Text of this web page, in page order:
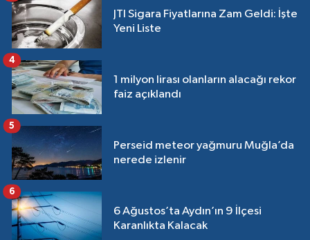
JTI Sigara Fiyatlarına Zam Geldi: İşte
Yeni Liste
1 milyon lirası olanların alacağı rekor
faiz açıklandı
4
Perseid meteor yağmuru Muğla’da
nerede izlenir
5
6 Ağustos’ta Aydın’ın 9 İlçesi
Karanlıkta Kalacak
6